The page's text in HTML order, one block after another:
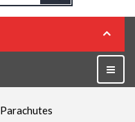
la
Parachutes